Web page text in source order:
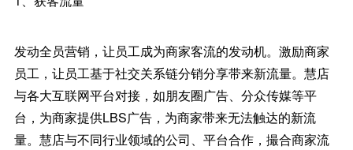
发动全员营销，让员工成为商家客流的发动机。激励商家
员工，让员工基于社交关系链分销分享带来新流量。慧店
与各大互联网平台对接，如朋友圈广告、分众传媒等平
台，为商家提供LBS广告，为商家带来无法触达的新流
量。慧店与不同行业领域的公司、平台合作，撮合商家流